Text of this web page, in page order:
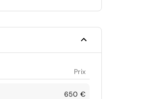
Prix
650 €